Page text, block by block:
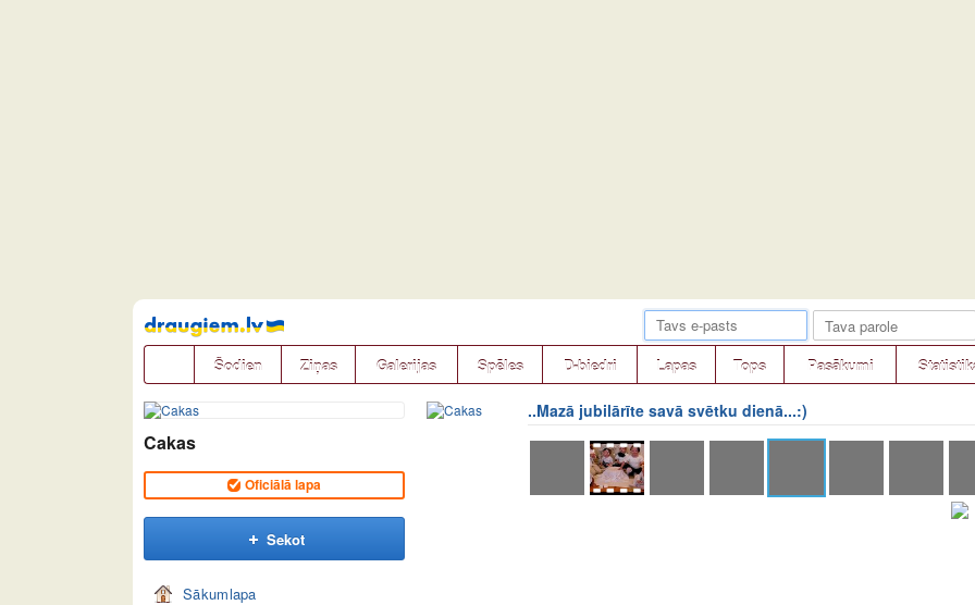
Pāriet
uz
saturu
Šodien Ziņas Galerijas Spēles D-biedri Lapas Tops Pasākumi
Cakas
Oficiālā lapa
Sekot
Sākumlapa
..Mazā jubilārīte savā svētku dienā...:)